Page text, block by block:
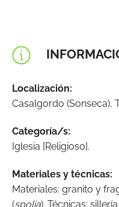
Localización:
Casalgordo (Sonseca),
Categoría/s:
Iglesia [Religioso].
Materiales y técnicas:
Materiales: granito y
(spolia). Técnicas: